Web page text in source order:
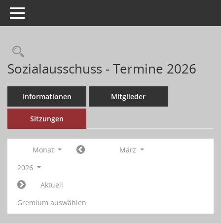
Toggle navigation
Sozialausschuss - Termine 2026
Informationen Mitglieder
Sitzungen
Monat
März
2026
Aktuell
Gremium auswählen